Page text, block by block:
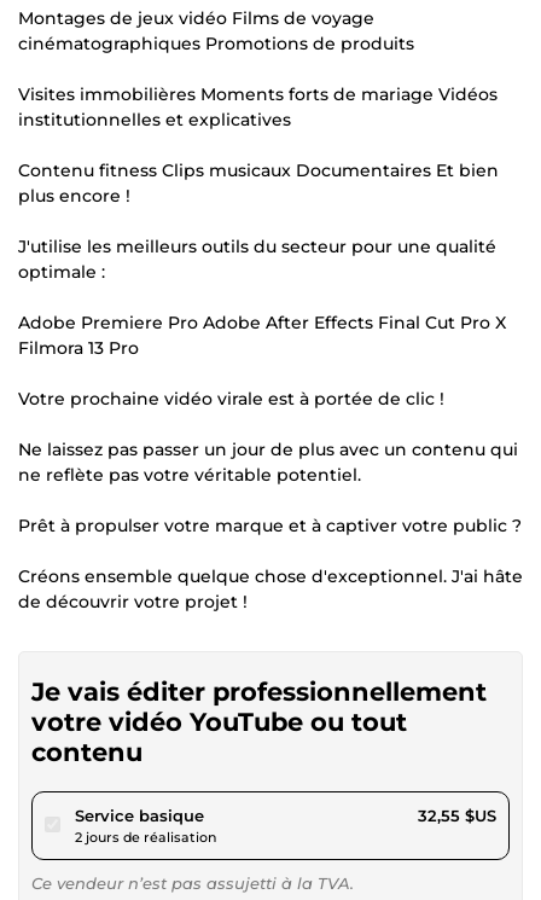
Montages de jeux vidéo Films de voyage
cinématographiques Promotions de produits
Visites immobilières Moments forts de mariage Vidéos
institutionnelles et explicatives
Contenu fitness Clips musicaux Documentaires Et bien
plus encore !
J'utilise les meilleurs outils du secteur pour une qualité
optimale :
Adobe Premiere Pro Adobe After Effects Final Cut Pro X
Filmora 13 Pro
Votre prochaine vidéo virale est à portée de clic !
Ne laissez pas passer un jour de plus avec un contenu qui
ne reflète pas votre véritable potentiel.
Prêt à propulser votre marque et à captiver votre public ?
Créons ensemble quelque chose d'exceptionnel. J'ai hâte
de découvrir votre projet !
Je vais éditer professionnellement
votre vidéo YouTube ou tout
contenu
Service basiquepour 30,00 $US
2 jours de réalisation
32,55 $US
Ce vendeur n’est pas assujetti à la TVA.